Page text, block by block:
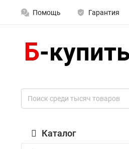
Помощь Гарантия
Каталог